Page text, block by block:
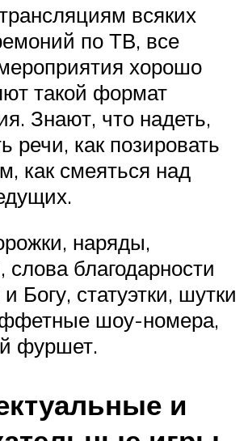
всяких
по ТВ, все
хорошо
такой формат
Знают, что надеть,
речи, как позировать
как смеяться над
наряды,
благодарности
Богу, статуэтки, шутки
шоу-номера,
фуршет.
и